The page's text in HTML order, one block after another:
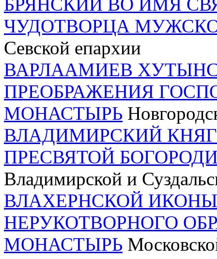
ЧУДОТВОРЦА
Севской епархии
ВАРЛААМИЕВ
ПРЕОБРАЖЕНИЯ
МОНАСТЫРЬ
ВЛАДИМИРСКИЙ
ПРЕСВЯТОЙ
Владимирской и
ВЛАХЕРНСКОЙ
НЕРУКОТВОРНОГО
МОНАСТЫРЬ